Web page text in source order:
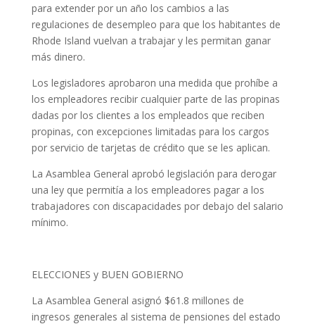
para extender por un año los cambios a las
regulaciones de desempleo para que los habitantes de
Rhode Island vuelvan a trabajar y les permitan ganar
más dinero.
Los legisladores aprobaron una medida que prohíbe a
los empleadores recibir cualquier parte de las propinas
dadas por los clientes a los empleados que reciben
propinas, con excepciones limitadas para los cargos
por servicio de tarjetas de crédito que se les aplican.
La Asamblea General aprobó legislación para derogar
una ley que permitía a los empleadores pagar a los
trabajadores con discapacidades por debajo del salario
mínimo.
ELECCIONES y BUEN GOBIERNO
La Asamblea General asignó $61.8 millones de
ingresos generales al sistema de pensiones del estado